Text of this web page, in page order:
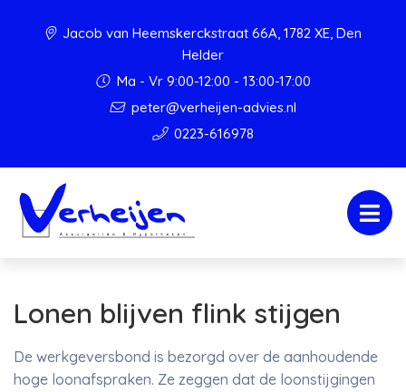
Jacob van Heemskerckstraat 66A, 1782 XE, Den
Helder
Ma - Vr 9:00-12:00 - 13:00-17:00
peter@verheijen-advies.nl
0223-616978
Lonen blijven flink stijgen
De werkgeversbond is bezorgd over de aanhoudende
hoge loonafspraken. Ze zeggen dat de loonstijgingen